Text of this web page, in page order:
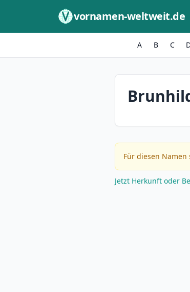
vornamen-weltweit.de
A B C
Für diesen
Jetzt Herkunft oder